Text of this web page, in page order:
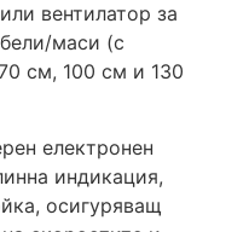
вентилатор за
маси (с
см, 100 см и 130
електронен
индикация,
осигуряващ